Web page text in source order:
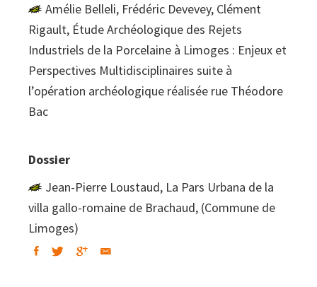
Amélie Belleli, Frédéric Devevey, Clément
Rigault, Étude Archéologique des Rejets
Industriels de la Porcelaine à Limoges : Enjeux et
Perspectives Multidisciplinaires suite à
l’opération archéologique réalisée rue Théodore
Bac
Dossier
Jean-Pierre Loustaud, La Pars Urbana de la
villa gallo-romaine de Brachaud, (Commune de
Limoges)